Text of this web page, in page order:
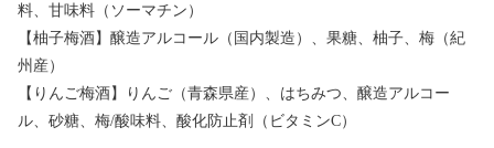
料、甘味料（ソーマチン）
【柚子梅酒】醸造アルコール（国内製造）、果糖、柚子、梅（紀
州産）
【りんご梅酒】りんご（青森県産）、はちみつ、醸造アルコー
ル、砂糖、梅/酸味料、酸化防止剤（ビタミンC）